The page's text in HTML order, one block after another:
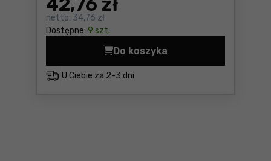
netto: 34,76 zł
Dostępne: 9 szt.
U Ciebie za 2-3 dni
Do koszyka
Klucze nasadowe do sondy